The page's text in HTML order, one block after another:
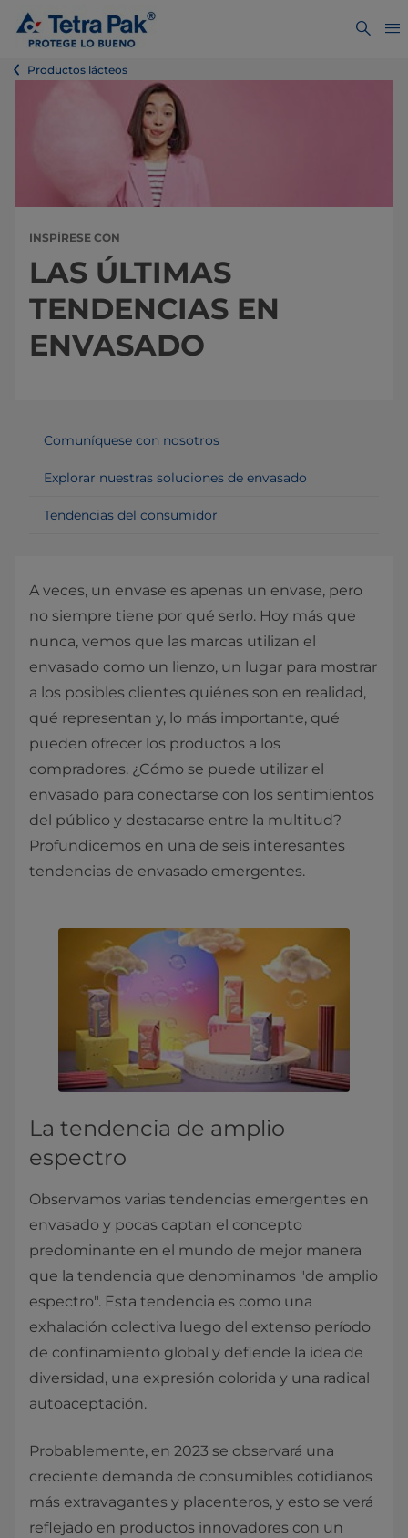
Productos lácteos
INSPÍRESE CON
LAS ÚLTIMAS
TENDENCIAS EN
ENVASADO
Comuníquese con nosotros
Explorar nuestras soluciones de envasado
Tendencias del consumidor
A veces, un envase es apenas un envase, pero
no siempre tiene por qué serlo. Hoy más que
nunca, vemos que las marcas utilizan el
envasado como un lienzo, un lugar para mostrar
a los posibles clientes quiénes son en realidad,
qué representan y, lo más importante, qué
pueden ofrecer los productos a los
compradores. ¿Cómo se puede utilizar el
envasado para conectarse con los sentimientos
del público y destacarse entre la multitud?
Profundicemos en una de seis interesantes
tendencias de envasado emergentes.
La tendencia de amplio
espectro
Observamos varias tendencias emergentes en
envasado y pocas captan el concepto
predominante en el mundo de mejor manera
que la tendencia que denominamos "de amplio
espectro". Esta tendencia es como una
exhalación colectiva luego del extenso período
de confinamiento global y defiende la idea de
diversidad, una expresión colorida y una radical
autoaceptación.
Probablemente, en 2023 se observará una
creciente demanda de consumibles cotidianos
más extravagantes y placenteros, y esto se verá
reflejado en productos innovadores con un